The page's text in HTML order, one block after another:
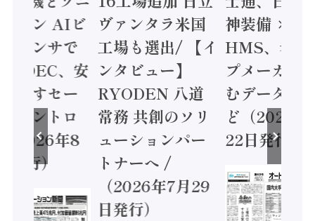
コン AIビ
センサで
/ IDEC、安
かすセー
コントロ
2026年8
発行）
ヴァンタラ米国
工場も選出/ 【イ
ンタビュー】
RYODEN 八道
常務 共創のソリ
ューションパー
トナーへ /
（2026年7月29
日発行）
神装備 ×
HMS、老舗
プメーカー
むデータ活
ど（2026年
22日発行）